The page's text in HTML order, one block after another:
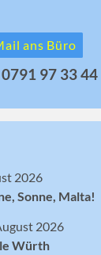
ans Büro
0791 97 33 44
2026
Sonne, Malta!
2026
Würth